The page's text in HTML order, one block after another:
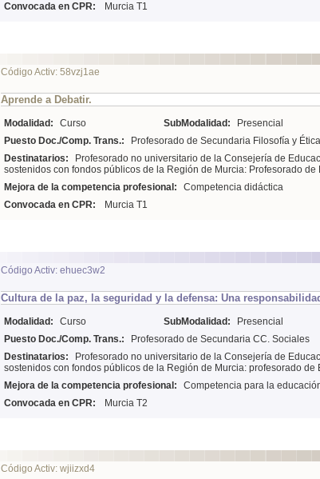
Convocada en CPR:
Murcia T1
Código Activ: 58vzj1ae
Aprende a Debatir.
Modalidad: Curso SubModalidad: Presencial
Puesto Doc./Comp. Trans.:
Profesorado de Secundaria Filosofía y Ética
Destinatarios:
Profesorado no universitario de la Consejería de
sostenidos con fondos públicos de la Región de Murcia: Profesorado
Mejora de la competencia profesional:
Competencia didáctica
Convocada en CPR:
Murcia T1
Código Activ: ehuec3w2
Cultura de la paz, la seguridad y la defensa: Una
Modalidad: Curso SubModalidad: Presencial
Puesto Doc./Comp. Trans.:
Profesorado de Secundaria CC. Sociales
Destinatarios:
Profesorado no universitario de la Consejería de
sostenidos con fondos públicos de la Región de Murcia: profesorado
Mejora de la competencia profesional:
Competencia para la
Convocada en CPR:
Murcia T2
Código Activ: wjiizxd4